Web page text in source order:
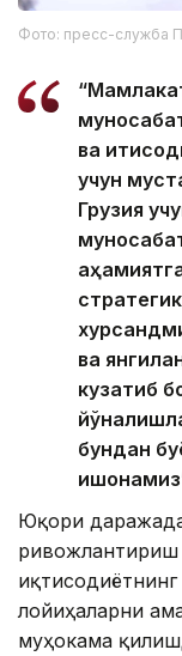
Фото: пресс-служба
ва
учун
Грузия
ва
кузатиб
бундан
Юқори
лойиҳаларни
муҳокама